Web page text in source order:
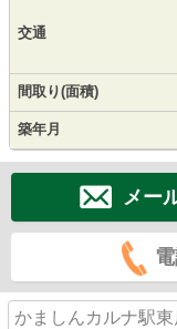
交通
間取り(面積)
築年月
メー
かましんカルナ駅